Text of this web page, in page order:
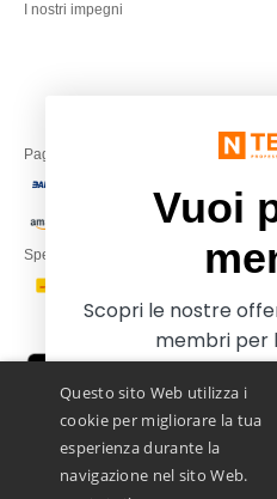
I nostri impegni
Paga con
Spediamo con
Questo sito Web utilizza i
cookie per migliorare la tua
esperienza durante la
navigazione nel sito Web.
Vuoi
Scopri le nostre
membri per